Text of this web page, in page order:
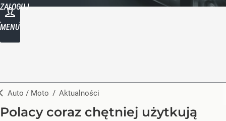
ZALOGUJ
MENU
Auto / Moto / Aktualności
Polacy coraz chętniej użytkują